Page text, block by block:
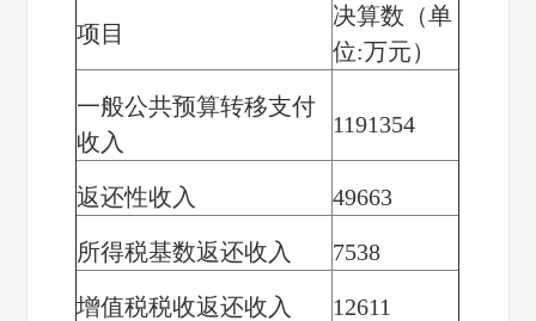
项 目
决算数（单
位:万元）
一般公共预算转移支付
收 入
1191354
返还性收入 49663
所得税基数返还收入 7538
增值税税收返还收入 12611